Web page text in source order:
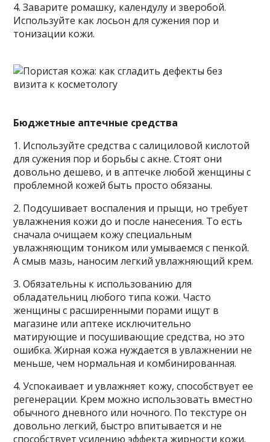
4. Заварите ромашку, календулу и зверобой.
Используйте как лосьон для сужения пор и
тонизации кожи.
Бюджетные аптечные средства
1. Используйте средства с салициловой кислотой
для сужения пор и борьбы с акне. Стоят они
довольно дешево, и в аптечке любой женщины с
проблемной кожей быть просто обязаны.
2. Подсушивает воспаления и прыщи, но требует
увлажнения кожи до и после нанесения. То есть
сначала очищаем кожу специальным
увлажняющим тоником или умываемся с пенкой.
А смыв мазь, наносим легкий увлажняющий крем.
3. Обязательны к использованию для
обладательниц любого типа кожи. Часто
женщины с расширенными порами ищут в
магазине или аптеке исключительно
матирующие и посушивающие средства, но это
ошибка. Жирная кожа нуждается в увлажнении не
меньше, чем нормальная и комбинированная.
4. Успокаивает и увлажняет кожу, способствует ее
регенерации. Крем можно использовать вместно
обычного дневного или ночного. По текстуре он
довольно легкий, быстро впитывается и не
способствует усилению эффекта жирности кожи.